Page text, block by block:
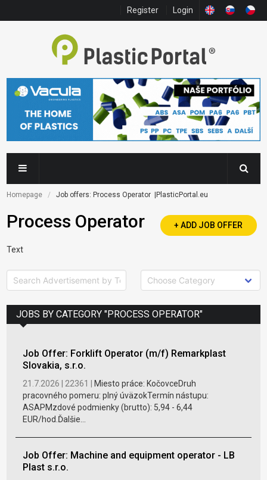
Register Login
Homepage Job offers: Process Operator  |PlasticPortal.eu
Process Operator + ADD JOB OFFER
Text
JOBS BY CATEGORY "PROCESS OPERATOR"
Job Offer: Forklift Operator (m/f) Remarkplast
Slovakia, s.r.o.
21.7.2026 | 22361 |
Miesto práce: KočovceDruh
pracovného pomeru: plný úväzokTermín nástupu:
ASAPMzdové podmienky (brutto): 5,94 - 6,44
EUR/hod.Ďalšie...
Job Offer: Machine and equipment operator - LB
Plast s.r.o.